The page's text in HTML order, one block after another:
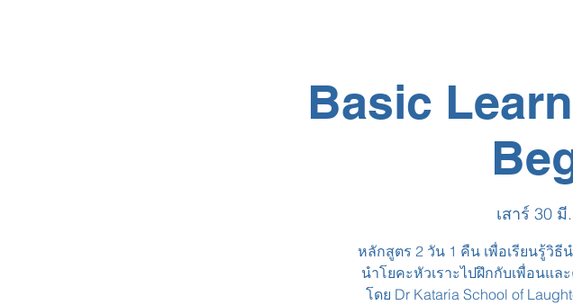
Basic
เสาร์ 30 มี
หลักสูตร 2 วัน 1 คืน เพื่อเรียนรู้วิธี
นำโยคะหัวเราะไปฝึกกับเพื่อนแ
โดย Dr Kataria School of